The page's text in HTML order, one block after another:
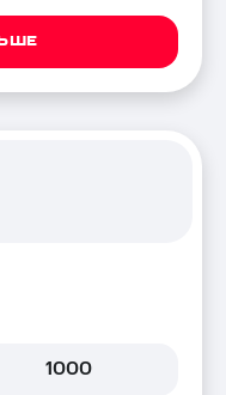
1000